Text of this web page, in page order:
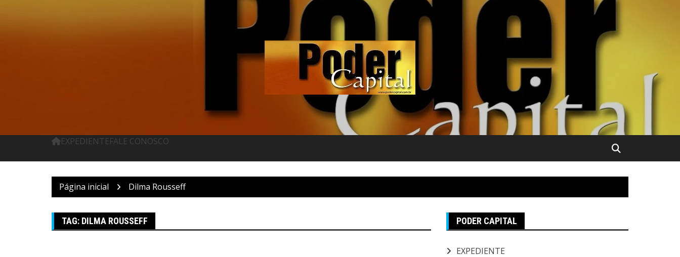
EXPEDIENTEFALE CONOSCO
Página inicial Dilma Rousseff
TAG: DILMA ROUSSEFF
Brasil
Política
Presidência da República
Brasil Brasil Presidência da República
PODER CAPITAL
EXPEDIENTE